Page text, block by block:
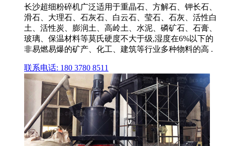
长沙超细粉碎机广泛适用于重晶石、方解石、钾长石、
滑石、大理石、石灰石、白云石、莹石、石灰、活性白
土、活性炭、膨润土、高岭土、水泥、磷矿石、石膏、
玻璃、保温材料等莫氏硬度不大于级,湿度在6%以下的
非易燃易爆的矿产、化工、建筑等行业多种物料的高 .
联系电话: 180 3780 8511